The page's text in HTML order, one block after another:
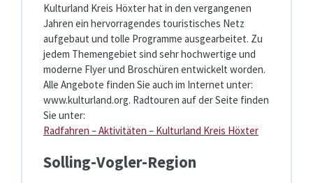
Kulturland Kreis Höxter hat in den vergangenen
Jahren ein hervorragendes touristisches Netz
aufgebaut und tolle Programme ausgearbeitet. Zu
jedem Themengebiet sind sehr hochwertige und
moderne Flyer und Broschüren entwickelt worden.
Alle Angebote finden Sie auch im Internet unter:
www.kulturland.org. Radtouren auf der Seite finden
Sie unter:
Radfahren – Aktivitäten – Kulturland Kreis Höxter
Solling-Vogler-Region